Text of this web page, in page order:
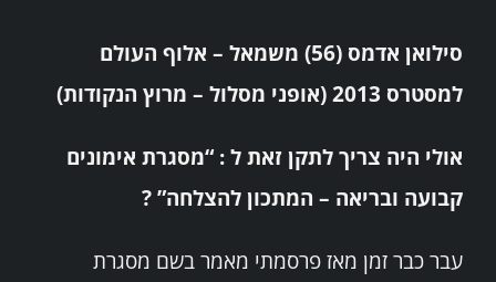
סילואן אדמס (56) משמאל – אלוף העולם
למסטרס 2013 (אופני מסלול – מרוץ הנקודות)
אולי היה צריך לתקן זאת ל : “מסגרת אימונים
קבועה ובריאה – המתכון להצלחה” ?
עבר כבר זמן מאז פרסמתי מאמר בשם מסגרת